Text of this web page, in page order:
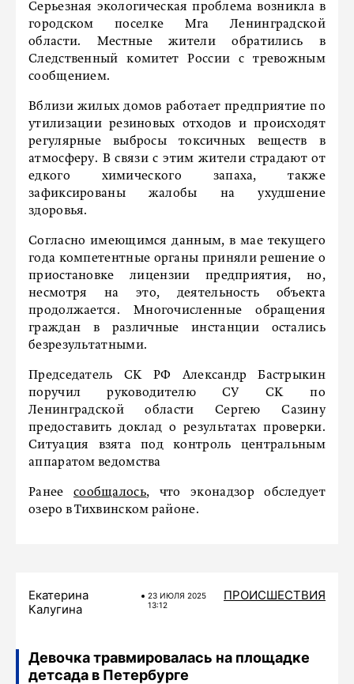
Серьезная экологическая проблема возникла в
городском поселке Мга Ленинградской
области. Местные жители обратились в
Следственный комитет России с тревожным
сообщением.
Вблизи жилых домов работает предприятие по
утилизации резиновых отходов и происходят
регулярные выбросы токсичных веществ в
атмосферу. В связи с этим жители страдают от
едкого химического запаха, также
зафиксированы жалобы на ухудшение
здоровья.
Согласно имеющимся данным, в мае текущего
года компетентные органы приняли решение о
приостановке лицензии предприятия, но,
несмотря на это, деятельность объекта
продолжается. Многочисленные обращения
граждан в различные инстанции остались
безрезультатными.
Председатель СК РФ Александр Бастрыкин
поручил руководителю СУ СК по
Ленинградской области Сергею Сазину
предоставить доклад о результатах проверки.
Ситуация взята под контроль центральным
аппаратом ведомства
Ранее сообщалось, что эконадзор обследует
озеро в Тихвинском районе.
Екатерина
Калугина
23 ИЮЛЯ 2025
13:12
ПРОИСШЕСТВИЯ
Девочка травмировалась на площадке
детсада в Петербурге